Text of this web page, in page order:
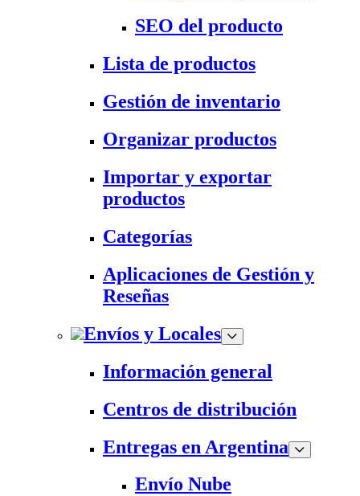
SEO del producto
Lista de productos
Gestión de inventario
Organizar productos
Importar y exportar
productos
Categorías
Aplicaciones de Gestión y
Reseñas
Envíos y Locales
Información general
Centros de distribución
Entregas en Argentina
Envío Nube